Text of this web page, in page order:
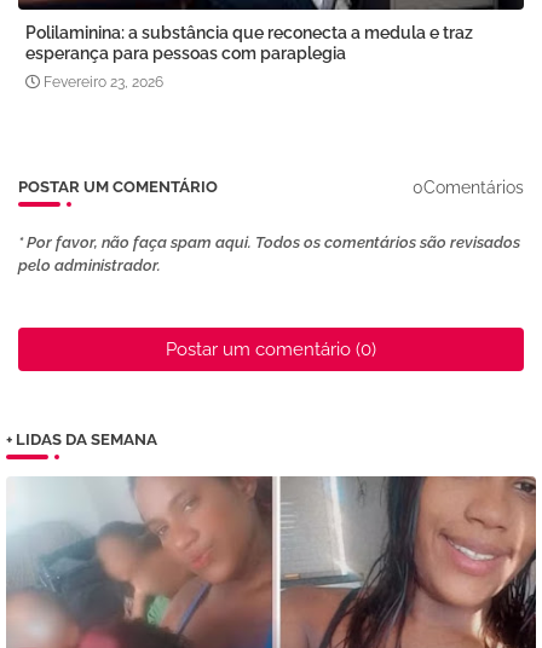
Polilaminina: a substância que reconecta a medula e traz
esperança para pessoas com paraplegia
Fevereiro 23, 2026
POSTAR UM COMENTÁRIO 0Comentários
* Por favor, não faça spam aqui. Todos os comentários são revisados ​​
pelo administrador.
Postar um comentário (0)
+ LIDAS DA SEMANA